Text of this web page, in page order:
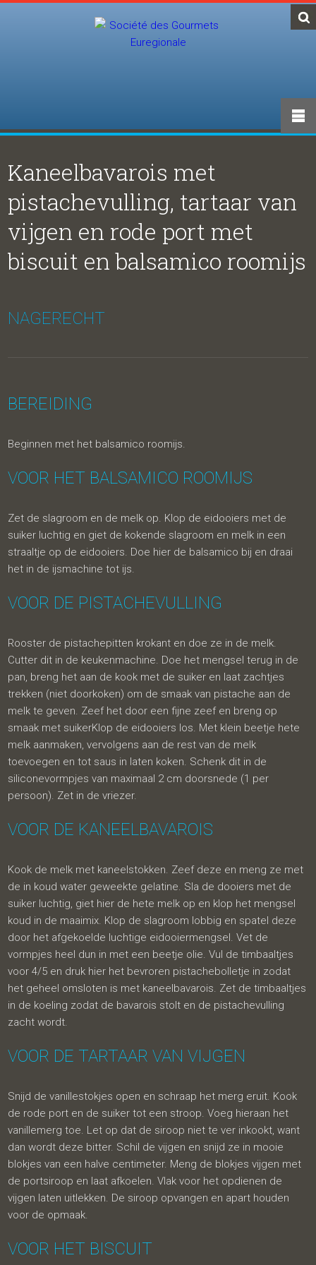
Kaneelbavarois met
pistachevulling, tartaar van
vijgen en rode port met
biscuit en balsamico roomijs
NAGERECHT
BEREIDING
Beginnen met het balsamico roomijs.
VOOR HET BALSAMICO ROOMIJS
Zet de slagroom en de melk op. Klop de eidooiers met de
suiker luchtig en giet de kokende slagroom en melk in een
straaltje op de eidooiers. Doe hier de balsamico bij en draai
het in de ijsmachine tot ijs.
VOOR DE PISTACHEVULLING
Rooster de pistachepitten krokant en doe ze in de melk.
Cutter dit in de keukenmachine. Doe het mengsel terug in de
pan, breng het aan de kook met de suiker en laat zachtjes
trekken (niet doorkoken) om de smaak van pistache aan de
melk te geven. Zeef het door een fijne zeef en breng op
smaak met suikerKlop de eidooiers los. Met klein beetje hete
melk aanmaken, vervolgens aan de rest van de melk
toevoegen en tot saus in laten koken. Schenk dit in de
siliconevormpjes van maximaal 2 cm doorsnede (1 per
persoon). Zet in de vriezer.
VOOR DE KANEELBAVAROIS
Kook de melk met kaneelstokken. Zeef deze en meng ze met
de in koud water geweekte gelatine. Sla de dooiers met de
suiker luchtig, giet hier de hete melk op en klop het mengsel
koud in de maaimix. Klop de slagroom lobbig en spatel deze
door het afgekoelde luchtige eidooiermengsel. Vet de
vormpjes heel dun in met een beetje olie. Vul de timbaaltjes
voor 4/5 en druk hier het bevroren pistachebolletje in zodat
het geheel omsloten is met kaneelbavarois. Zet de timbaaltjes
in de koeling zodat de bavarois stolt en de pistachevulling
zacht wordt.
VOOR DE TARTAAR VAN VIJGEN
Snijd de vanillestokjes open en schraap het merg eruit. Kook
de rode port en de suiker tot een stroop. Voeg hieraan het
vanillemerg toe. Let op dat de siroop niet te ver inkookt, want
dan wordt deze bitter. Schil de vijgen en snijd ze in mooie
blokjes van een halve centimeter. Meng de blokjes vijgen met
de portsiroop en laat afkoelen. Vlak voor het opdienen de
vijgen laten uitlekken. De siroop opvangen en apart houden
voor de opmaak.
VOOR HET BISCUIT